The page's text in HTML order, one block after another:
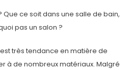
ce soit dans une salle de bain,
pas un salon ?
très tendance en matière de
à de nombreux matériaux. Malgré